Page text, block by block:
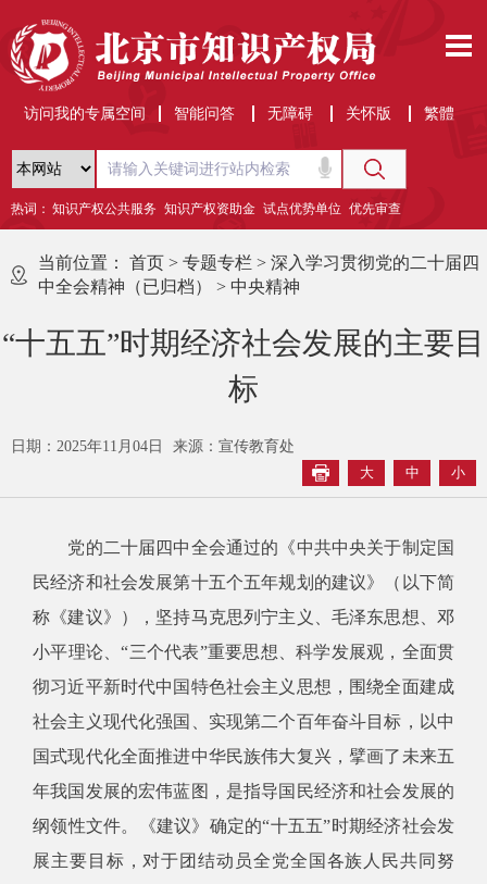
访问我的专属空间 智能问答 无障碍 关怀版 繁體
热词： 知识产权公共服务 知识产权资助金 试点优势单位 优先审查
当前位置： 首页 > 专题专栏 > 深入学习贯彻党的二十届四
中全会精神（已归档）
> 中央精神
“十五五”时期经济社会发展的主要目
标
日期：2025年11月04日
来源：宣传教育处
大
中 小
党的二十届四中全会通过的《中共中央关于制定国
民经济和社会发展第十五个五年规划的建议》（以下简
称《建议》），坚持马克思列宁主义、毛泽东思想、邓
小平理论、“三个代表”重要思想、科学发展观，全面贯
彻习近平新时代中国特色社会主义思想，围绕全面建成
社会主义现代化强国、实现第二个百年奋斗目标，以中
国式现代化全面推进中华民族伟大复兴，擘画了未来五
年我国发展的宏伟蓝图，是指导国民经济和社会发展的
纲领性文件。《建议》确定的“十五五”时期经济社会发
展主要目标，对于团结动员全党全国各族人民共同努